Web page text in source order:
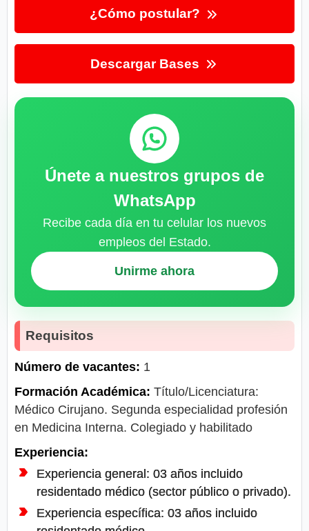
¿Cómo postular?
Descargar Bases
Únete a nuestros grupos de
WhatsApp
Recibe cada día en tu celular los nuevos
empleos del Estado.
Unirme ahora
Requisitos
Número de vacantes: 1
Formación Académica: Título/Licenciatura:
Médico Cirujano. Segunda especialidad profesión
en Medicina Interna. Colegiado y habilitado
Experiencia:
Experiencia general: 03 años incluido
residentado médico (sector público o privado).
Experiencia específica: 03 años incluido